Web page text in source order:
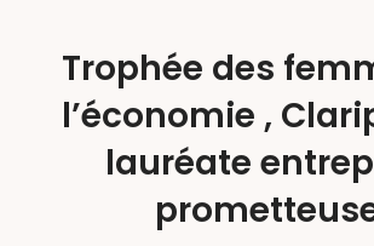
Trophée des
l’économie ,
lauréate